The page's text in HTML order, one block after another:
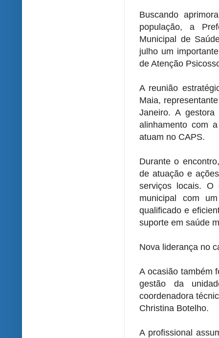
Buscando
população, a
Municipal de
julho um
de Atenção
A reunião
Maia,
Janeiro. A
alinhamento com
atuam no CAPS.
Durante o
de atuação e
serviços locais. O
municipal com
qualificado e
suporte em saúde
Nova liderança no
A ocasião também
gestão da
coordenadora
Christina Botelho.
A profissional